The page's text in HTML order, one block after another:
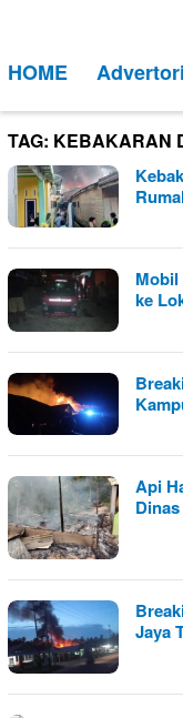
kontenMobile
HOME
TAG: KEBAKARAN
Mobil
ke
Api
Jaya